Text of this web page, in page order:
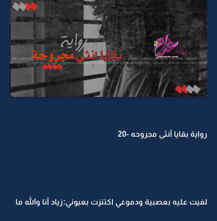
رواية بقايا أنثى مجروحه -20
لفيت عليه بعصبية ودموعي اكتنزت بعيوني:زياد أنا والله ما